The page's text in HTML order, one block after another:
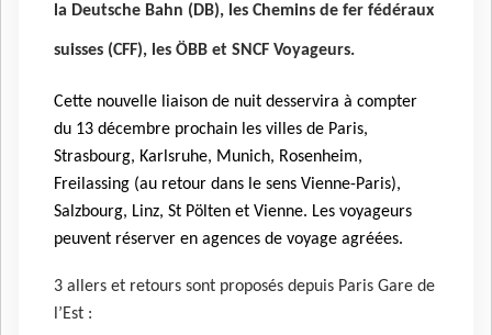
la Deutsche Bahn (DB), les Chemins de fer fédéraux
suisses (CFF), les ÖBB et SNCF Voyageurs.
Cette nouvelle liaison de nuit desservira à compter
du 13 décembre prochain les villes de Paris,
Strasbourg, Karlsruhe, Munich, Rosenheim,
Freilassing (au retour dans le sens Vienne-Paris),
Salzbourg, Linz, St Pölten et Vienne. Les voyageurs
peuvent réserver en agences de voyage agréées.
3 allers et retours sont proposés depuis Paris Gare de
l’Est :